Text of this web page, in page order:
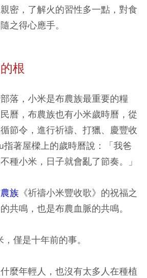
密，了解火的習性多一點，對食
之得心應手。
根
落，小米是布農族最重要的糧
曆，布農族也有小米歲時曆，從
節令，進行祈禱、打獵、慶豐收
指著屋樑上的歲時曆說：「我爸
種小米，日子就會亂了節奏。」
族 《祈禱小米豐收歌》的祝福之
共鳴，也是布農血脈的共鳴。
僅是十年前的事。
麼年輕人，也沒有太多人在種植